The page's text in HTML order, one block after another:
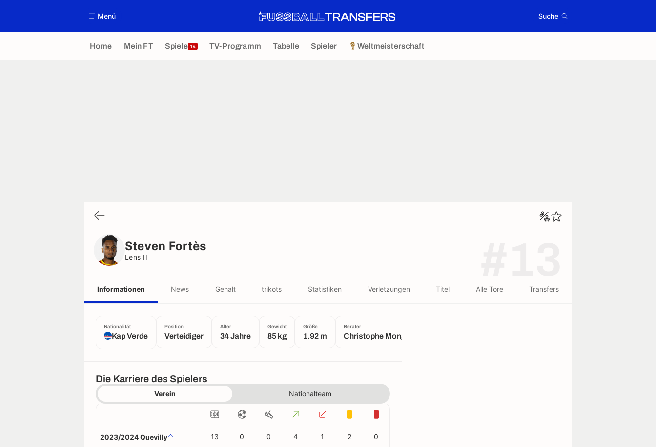
Menü Suche
Home Mein FT Spiele 14 TV-Programm Tabelle Spieler Weltmeisterschaft
Steven Fortès
Lens II
Informationen News Gehalt trikots Statistiken Verletzungen Titel Alle Tore Transfers
Nationalität
Kap Verde
Position
Verteidiger
Alter
34 Jahre
Gewicht
85 kg
Größe
1.92 m
Berater
Christophe Mongai
Die Karriere des Spielers
Verein Nationalteam
2023/2024 Quevilly 13 0 0 4 1 2 0